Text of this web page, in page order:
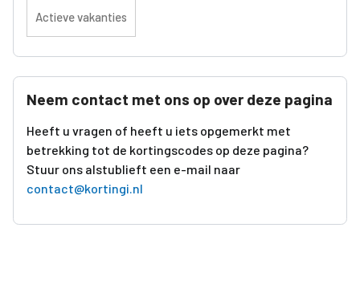
Actieve vakanties
Neem contact met ons op over deze pagina
Heeft u vragen of heeft u iets opgemerkt met
betrekking tot de kortingscodes op deze pagina?
Stuur ons alstublieft een e-mail naar
contact@kortingi.nl